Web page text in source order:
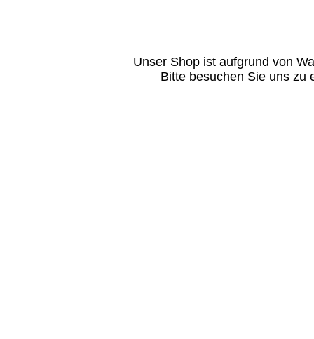
Unser Shop ist aufgrund von
Bitte besuchen Sie uns zu